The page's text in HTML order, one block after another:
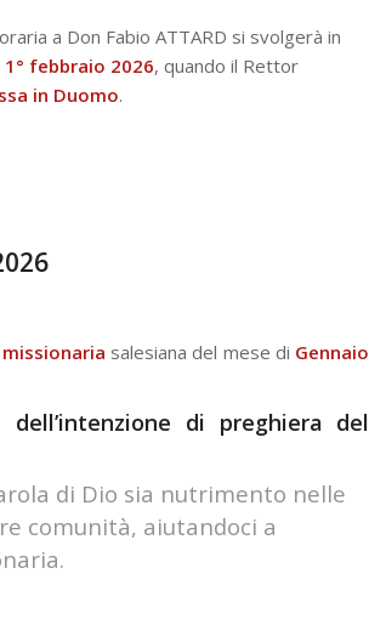
a Don Fabio ATTARD si svolgerà in
febbraio 2026, quando il Rettor
in Duomo.
salesiana del mese di Gennaio
di preghiera del
di Dio sia nutrimento nelle
comunità, aiutandoci a